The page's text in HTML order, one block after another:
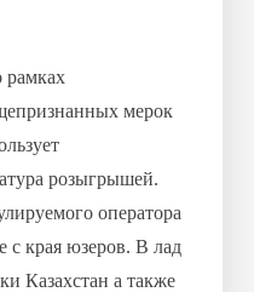
рамках
мерок
розыгрышей.
оператора
с края юзеров. В лад
Казахстан а также